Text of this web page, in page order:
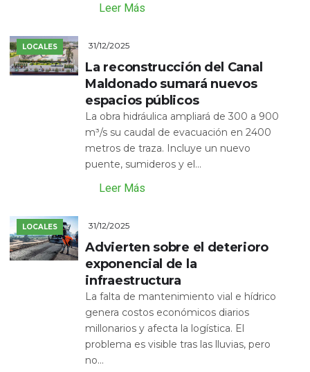
Leer Más
LOCALES 31/12/2025
La reconstrucción del Canal
Maldonado sumará nuevos
espacios públicos
La obra hidráulica ampliará de 300 a 900
m³/s su caudal de evacuación en 2400
metros de traza. Incluye un nuevo
puente, sumideros y el...
Leer Más
LOCALES 31/12/2025
Advierten sobre el deterioro
exponencial de la
infraestructura
La falta de mantenimiento vial e hídrico
genera costos económicos diarios
millonarios y afecta la logística. El
problema es visible tras las lluvias, pero
no...